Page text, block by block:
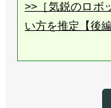
>>［気鋭のロボ
い方を推定【後